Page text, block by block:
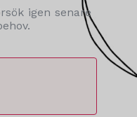
igen senare